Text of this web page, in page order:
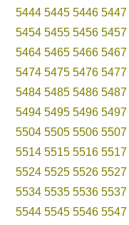
5444 5445 5446 5447
5454 5455 5456 5457
5464 5465 5466 5467
5474 5475 5476 5477
5484 5485 5486 5487
5494 5495 5496 5497
5504 5505 5506 5507
5514 5515 5516 5517
5524 5525 5526 5527
5534 5535 5536 5537
5544 5545 5546 5547